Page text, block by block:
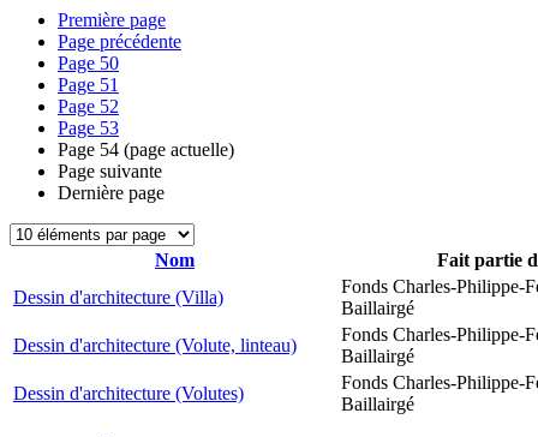
Première page
Page précédente
Page 50
Page 51
Page 52
Page 53
Page 54 (page actuelle)
Page suivante
Dernière page
Nom
Fait partie
Dessin d'architecture (Villa)
Fonds Charles-Philippe-
Baillairgé
Dessin d'architecture (Volute, linteau)
Fonds Charles-Philippe-
Baillairgé
Dessin d'architecture (Volutes)
Fonds Charles-Philippe-
Baillairgé